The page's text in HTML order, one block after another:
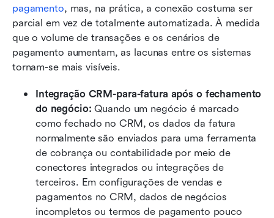
pagamento, mas, na prática, a conexão costuma ser
parcial em vez de totalmente automatizada. À medida
que o volume de transações e os cenários de
pagamento aumentam, as lacunas entre os sistemas
tornam-se mais visíveis.
Integração CRM-para-fatura após o fechamento
do negócio: Quando um negócio é marcado
como fechado no CRM, os dados da fatura
normalmente são enviados para uma ferramenta
de cobrança ou contabilidade por meio de
conectores integrados ou integrações de
terceiros. Em configurações de vendas e
pagamentos no CRM, dados de negócios
incompletos ou termos de pagamento pouco